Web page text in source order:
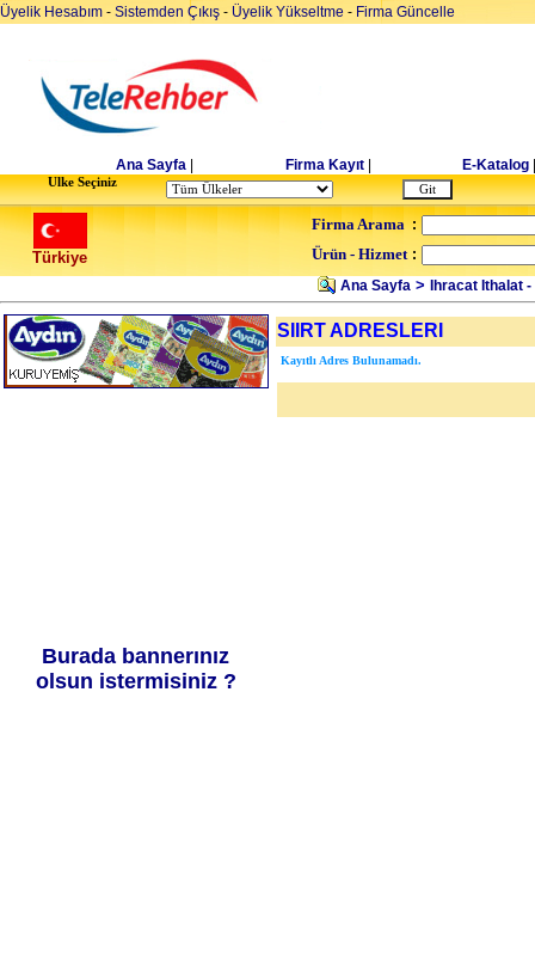
Üyelik Hesabım - Sistemden Çıkış - Üyelik Yükseltme - Firma Güncelle
Ana Sayfa Firma Kayıt E-Katalog
Ulke Seçiniz
Türkiye
Firma Arama :
Ürün - Hizmet :
Ana Sayfa > Ihracat Ithalat
Burada bannerınız
olsun istermisiniz ?
SIIRT ADRESLERI
Kayıtlı Adres Bulunamadı.